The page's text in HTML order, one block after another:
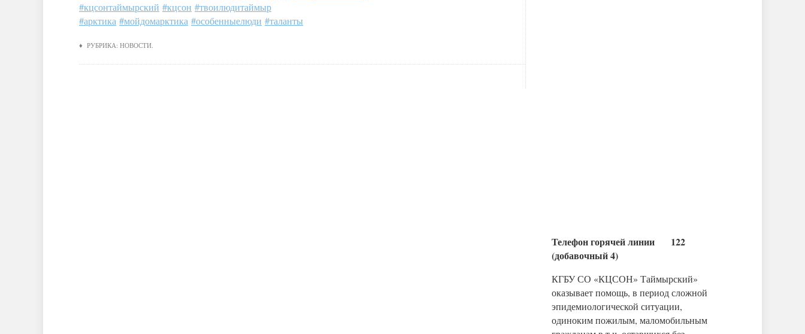
#кцсонтаймырский #кцсон #твоилюдитаймыр
#арктика #мойдомарктика #особенныелюди #таланты
♦ РУБРИКА: НОВОСТИ.
Телефон горячей линии 122
(добавочный 4)
КГБУ СО «КЦСОН» Таймырский»
оказывает помощь, в период сложной
эпидемиологической ситуации,
одиноким пожилым, маломобильным